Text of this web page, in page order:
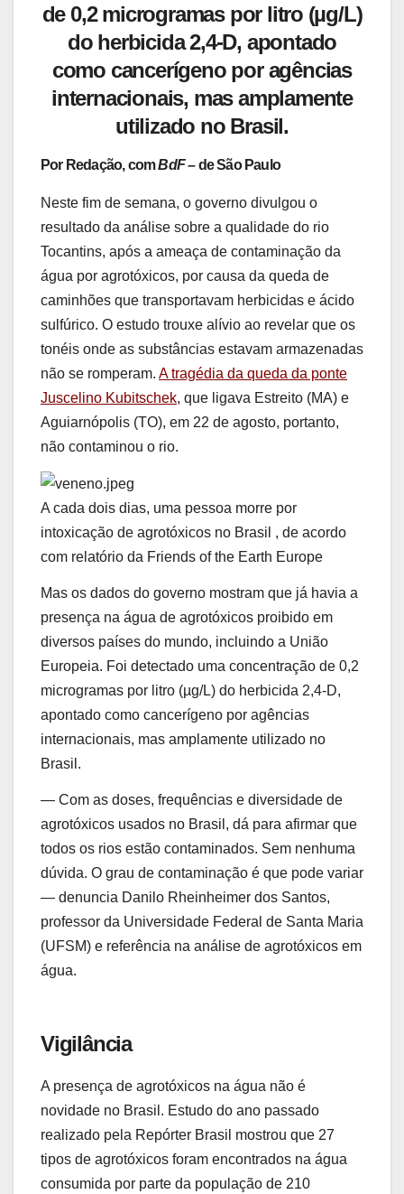
de 0,2 microgramas por litro (µg/L)
do herbicida 2,4-D, apontado
como cancerígeno por agências
internacionais, mas amplamente
utilizado no Brasil.
Por Redação, comBdF– de São Paulo
Neste fim de semana, o governo divulgou o
resultado da análise sobre a qualidade do rio
Tocantins, após a ameaça de contaminação da
água por agrotóxicos, por causa da queda de
caminhões que transportavam herbicidas e ácido
sulfúrico. O estudo trouxe alívio ao revelar que os
tonéis onde as substâncias estavam armazenadas
não se romperam. A tragédia da queda da ponte
Juscelino Kubitschek, que ligava Estreito (MA) e
Aguiarnópolis (TO), em 22 de agosto, portanto,
não contaminou o rio.
A cada dois dias, uma pessoa morre por
intoxicação de agrotóxicos no Brasil , de acordo
com relatório da Friends of the Earth Europe
Mas os dados do governo mostram que já havia a
presença na água de agrotóxicos proibido em
diversos países do mundo, incluindo a União
Europeia. Foi detectado uma concentração de 0,2
microgramas por litro (µg/L) do herbicida 2,4-D,
apontado como cancerígeno por agências
internacionais, mas amplamente utilizado no
Brasil.
— Com as doses, frequências e diversidade de
agrotóxicos usados no Brasil, dá para afirmar que
todos os rios estão contaminados. Sem nenhuma
dúvida. O grau de contaminação é que pode variar
— denuncia Danilo Rheinheimer dos Santos,
professor da Universidade Federal de Santa Maria
(UFSM) e referência na análise de agrotóxicos em
água.
Vigilância
A presença de agrotóxicos na água não é
novidade no Brasil. Estudo do ano passado
realizado pela Repórter Brasil mostrou que 27
tipos de agrotóxicos foram encontrados na água
consumida por parte da população de 210